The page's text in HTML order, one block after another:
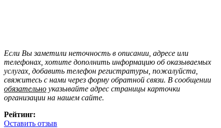
Если Вы заметили неточность в описании, адресе или
телефонах, хотите дополнить информацию об оказываемых
услугах, добавить телефон регистратуры, пожалуйста,
свяжитесь с нами через форму обратной связи. В сообщении
обязательно указывайте адрес страницы карточки
организации на нашем сайте.
Рейтинг:
Оставить отзыв